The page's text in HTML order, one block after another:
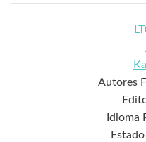
Autores
Idioma